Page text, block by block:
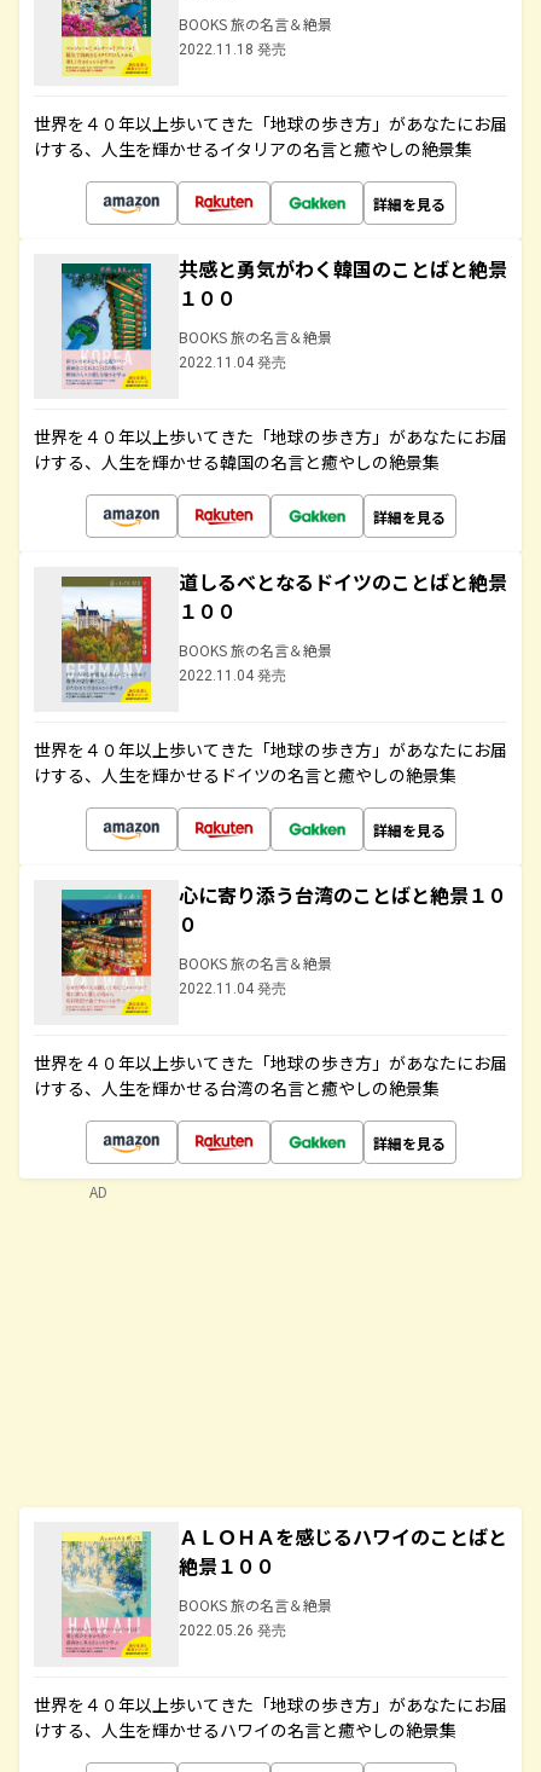
BOOKS 旅の名言＆絶景
2022.11.18 発売
世界を４０年以上歩いてきた「地球の歩き方」があなたにお届
けする、人生を輝かせるイタリアの名言と癒やしの絶景集
詳細を見る
共感と勇気がわく韓国のことばと絶景
１００
BOOKS 旅の名言＆絶景
2022.11.04 発売
世界を４０年以上歩いてきた「地球の歩き方」があなたにお届
けする、人生を輝かせる韓国の名言と癒やしの絶景集
詳細を見る
道しるべとなるドイツのことばと絶景
１００
BOOKS 旅の名言＆絶景
2022.11.04 発売
世界を４０年以上歩いてきた「地球の歩き方」があなたにお届
けする、人生を輝かせるドイツの名言と癒やしの絶景集
詳細を見る
心に寄り添う台湾のことばと絶景１０
０
BOOKS 旅の名言＆絶景
2022.11.04 発売
世界を４０年以上歩いてきた「地球の歩き方」があなたにお届
けする、人生を輝かせる台湾の名言と癒やしの絶景集
詳細を見る
ＡＬＯＨＡを感じるハワイのことばと
絶景１００
BOOKS 旅の名言＆絶景
2022.05.26 発売
世界を４０年以上歩いてきた「地球の歩き方」があなたにお届
けする、人生を輝かせるハワイの名言と癒やしの絶景集
AD